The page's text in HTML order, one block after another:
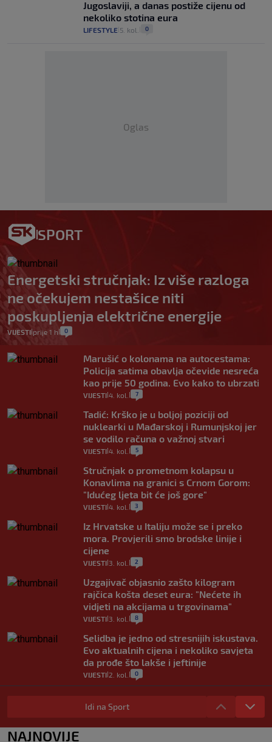
Jugoslaviji, a danas postiže cijenu od
nekoliko stotina eura
LIFESTYLE 5. kol. 0
Oglas
SPORT
Energetski stručnjak: Iz više razloga
ne očekujem nestašice niti
poskupljenja električne energije
VIJESTI| prije 1 h 0
Marušić o kolonama na autocestama:
Policija satima obavlja očevide nesreća
kao prije 50 godina. Evo kako to ubrzati
VIJESTI 4. kol. 7
Tadić: Krško je u boljoj poziciji od
nuklearki u Mađarskoj i Rumunjskoj jer
se vodilo računa o važnoj stvari
VIJESTI 4. kol. 5
Stručnjak o prometnom kolapsu u
Konavlima na granici s Crnom Gorom:
"Idućeg ljeta bit će još gore"
VIJESTI 4. kol. 3
Iz Hrvatske u Italiju može se i preko
mora. Provjerili smo brodske linije i
cijene
VIJESTI 3. kol. 2
Uzgajivač objasnio zašto kilogram
rajčica košta deset eura: "Nećete ih
vidjeti na akcijama u trgovinama"
VIJESTI 3. kol. 8
Selidba je jedno od stresnijih iskustava.
Evo aktualnih cijena i nekoliko savjeta
da prođe što lakše i jeftinije
VIJESTI 2. kol. 0
Izračunali smo koliko košta putovanje
automobilom na Hvar iz Zagreba, a
14
Idi na Sport
NAJNOVIJE